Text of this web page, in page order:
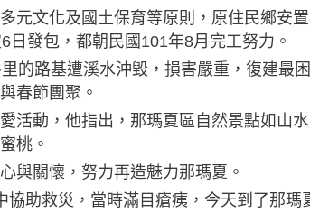
元文化及國土保育等原則，原住民鄉安
發包，都朝民國101年8月完工努力。
的路基遭溪水沖毀，損害嚴重，復建最
春節團聚。
活動，他指出，那瑪夏區自然景點如山
桃。
與關懷，努力再造魅力那瑪夏。
助救災，當時滿目瘡痍，今天到了那